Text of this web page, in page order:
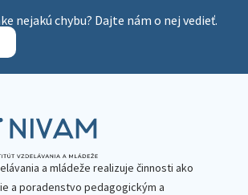
nejakú chybu? Dajte nám o nej vedieť.
a mládeže realizuje činnosti ako
a poradenstvo pedagogickým a